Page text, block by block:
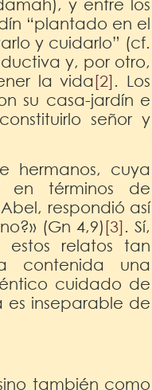
y entre los
“plantado en el
y cuidarlo” (cf.
y, por otro,
la vida[2]. Los
su casa-jardín e
señor y
hermanos, cuya
en términos de
respondió así
(Gn 4,9)[3]. Sí,
relatos tan
contenida una
cuidado de
es inseparable de
también como